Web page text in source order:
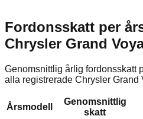
Fordonsskatt per
Chrysler Grand
Genomsnittlig årlig fordonsskatt
alla registrerade Chrysler Grand
Årsmodell
Genomsnittlig
skatt